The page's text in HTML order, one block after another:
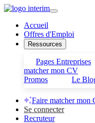
Accueil
Offres d'Emploi
Ressources
Pages Entreprises
matcher mon CV
Promos
Le
Faire matcher mon
Se connecter
Recruteur